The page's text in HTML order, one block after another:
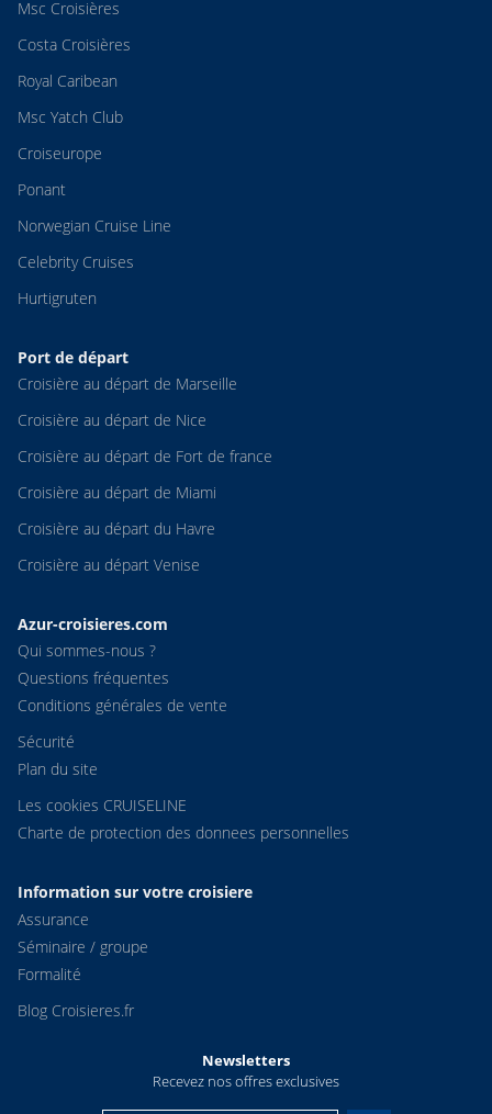
Msc Croisières
Costa Croisières
Royal Caribean
Msc Yatch Club
Croiseurope
Ponant
Norwegian Cruise Line
Celebrity Cruises
Hurtigruten
Port de départ
Croisière au départ de Marseille
Croisière au départ de Nice
Croisière au départ de Fort de france
Croisière au départ de Miami
Croisière au départ du Havre
Croisière au départ Venise
Azur-croisieres.com
Qui sommes-nous ?
Questions fréquentes
Conditions générales de vente
Sécurité
Plan du site
Les cookies CRUISELINE
Charte de protection des donnees personnelles
Information sur votre croisiere
Assurance
Séminaire / groupe
Formalité
Blog Croisieres.fr
Newsletters
Recevez nos offres exclusives